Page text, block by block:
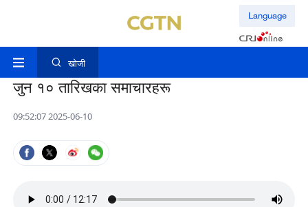
Language
खोजी
जुन १० तारिखका समाचारहरू
09:52:07 2025-06-10